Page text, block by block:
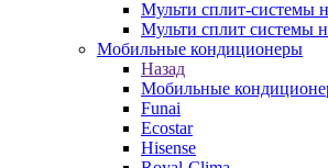
Мульти сплит-системы
Мульти сплит системы
Мобильные кондиционеры
Назад
Мобильные
Funai
Ecostar
Hisense